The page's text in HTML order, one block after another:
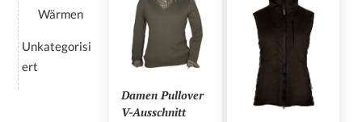
Damen Pullover
V-Ausschnitt
Wärmen
Unkategorisi
ert